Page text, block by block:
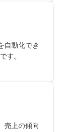
自動化でき
す。
売上の傾向